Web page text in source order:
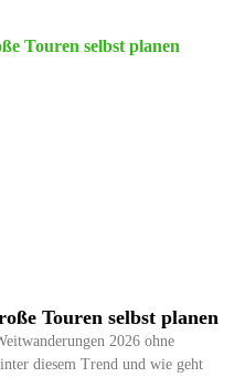
Touren selbst planen
2026 ohne
diesem Trend und wie geht